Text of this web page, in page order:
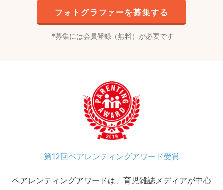
フォトグラファーを募集する
募集には会員登録（無料）が必要です
第12回ペアレンティングアワード受賞
ペアレンティングアワードは、育児雑誌メディアが中心